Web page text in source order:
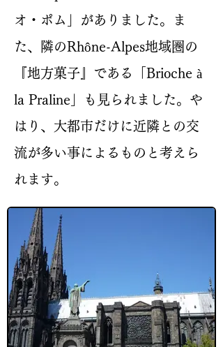
オ・ポム」がありました。ま
た、隣のRhône-Alpes地域圏の
『地方菓子』である「Brioche à
la Praline」も見られました。や
はり、大都市だけに近隣との交
流が多い事によるものと考えら
れます。